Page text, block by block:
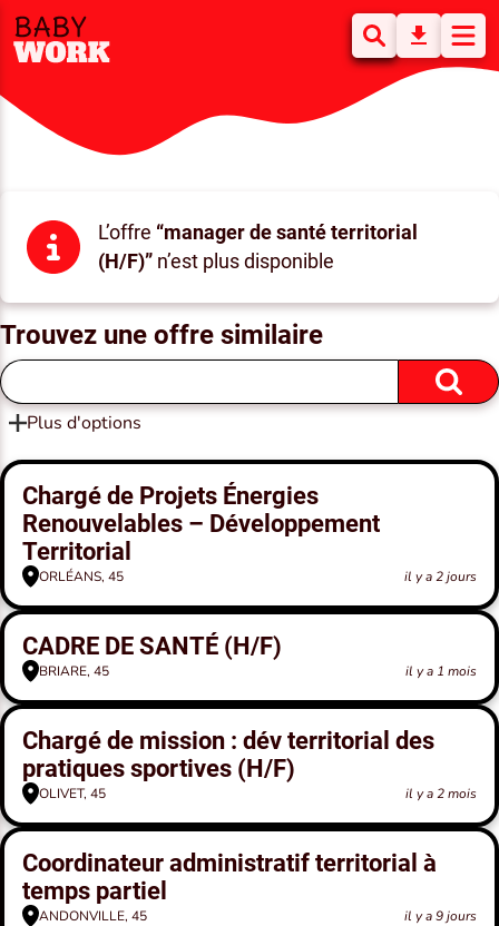
L’offre “manager de santé territorial
(H/F)” n’est plus disponible
Trouvez une offre similaire
Plus d'options
Chargé de Projets Énergies
Renouvelables – Développement
Territorial
ORLÉANS, 45 il y a 2 jours
CADRE DE SANTÉ (H/F)
BRIARE, 45 il y a 1 mois
Chargé de mission : dév territorial des
pratiques sportives (H/F)
OLIVET, 45 il y a 2 mois
Coordinateur administratif territorial à
temps partiel
ANDONVILLE, 45 il y a 9 jours